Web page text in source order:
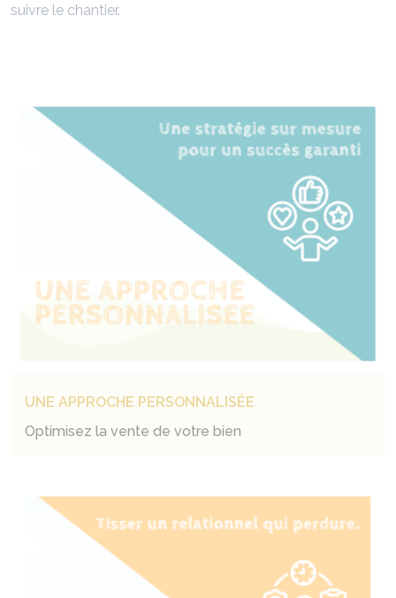
suivre le chantier.
UNE APPROCHE PERSONNALISÉE
Optimisez la vente de votre bien